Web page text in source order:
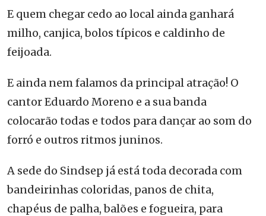
E quem chegar cedo ao local ainda ganhará
milho, canjica, bolos típicos e caldinho de
feijoada.
E ainda nem falamos da principal atração! O
cantor Eduardo Moreno e a sua banda
colocarão todas e todos para dançar ao som do
forró e outros ritmos juninos.
A sede do Sindsep já está toda decorada com
bandeirinhas coloridas, panos de chita,
chapéus de palha, balões e fogueira, para